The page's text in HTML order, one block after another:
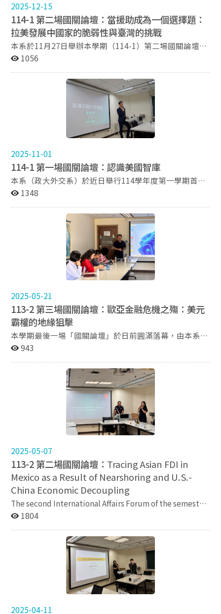
定協助伊朗的外國政府、企業與個人。崔教授認為，此種
政策反映川普希望利用美國在國際金融與經濟體系中的優
勢地位，提高伊朗發展核武計畫的成本，並迫使其接受美
國提出的談判條件。 在美伊關係歷史回顧部分，崔教授指
出，美伊關係並非始終處於敵對狀態。冷戰期間，美國曾
透過「雙柱政策」（Twin Pillar Policy）同時與伊朗及沙
烏地阿拉伯維持友好關係，以鞏固其在中東的戰略利益。
然而，1979年伊斯蘭革命推翻親美的巴勒維政權後，美
國使館人員遭挾持，美伊關係急遽惡化，並延續至今。崔
教授進一步說明，1953年美英支持推翻摩薩台政府的歷
史經驗，也深刻影響伊朗革命後的反美情緒與國家認同。
此外，崔教授特別指出，美伊關係的變化往往與雙方領導
人的政治立場密切相關。例如1990年代柯林頓政府與伊
朗溫和派總統哈塔米執政期間，雙方關係有所改善；歐巴
馬政府與魯哈尼政府時期亦促成伊核協議的誕生。這顯示
美國民主黨政府若遇上較務實或溫和的伊朗領導人，雙邊
關係通常較有改善空間。 最後，在中東地緣政治發展方
面，崔教授分析近年以色列與伊朗衝突對區域權力結構的
Crescent）與「抵抗軸心」（Axis of Resistance）建立區
域影響力，但隨著哈瑪斯、真主黨及其他親伊朗武裝組織
受到重創，伊朗的代理人網絡已明顯削弱。與此同時，以
色列透過一系列軍事行動提升其區域影響力，逐漸成為中
東地區的重要軍事強權。 崔教授於演講尾聲總結道，儘管
美國近年戰略重心逐步轉向印太地區，但中東仍是攸關全
球能源、市場與安全的重要區域，美國短期內不可能完全
美國對中東政策的調整，仍將持續影響區域秩序與全球地
緣政治發展。 本次論壇透過歷史脈絡與國際關係理論的結
合分析，協助與會師生更深入理解川普政府的中東戰略及
其對當前國際局勢的影響，與會聽眾皆獲益良多，本學期
的國關論壇圓滿結束，敬請持續關注外交系系網動態，下
業鏈自硬體、系統模型、資安到應用整體輸出。然而，此
一政策在實務上面臨諸多挑戰，包括定義不明、產業參與
機制不清，以及企業投資風險過高等問題，導致美國企業
及多數國家仍持觀望態度。 此外，講者指出許多目
標國多為基礎建設尚未完善的地區，電力、數位化程度與
人力資源皆可能限制AI導入成效，加上各國需求差異甚
大，使「全套輸出」的可行性備受質疑。同時，美國政府
內部跨部會協調不足、長期財政支持不明等制度性問題，
也進一步增加政策推動的不確定性。 在中美競爭方
面，講者分析，美國以高效能、高成本的封閉體系為主，
鎖定高端市場；中國則以開源與低成本策略切入發展中國
家市場，具備高度彈性與價格優勢。此一差異使AI競爭不
僅是技術競爭，更延伸至市場選擇與價值體系之競逐。
最後，講者指出，目前尚無國家明確表態加入美國AI
出口計畫，各國多採觀望立場，顯示該政策仍處於發展初
期。儘管未來可能因美國政黨輪替而有所調整，但維持AI
領先地位已成為其跨黨派共識。 本次論壇透過理論
與實務兼具的分析，引導與會師生理解AI發展背後的制度
邏輯與國際政治意涵，深化對當前全球科技競爭格局的認
識，與會聽眾皆獲益良多。 114-2 國關論壇第二場次報
https://moltke.nccu.edu.tw/Registration/registration.
do?action=conferenceInfo&conferenceID=X26108
若只以海洋法中的海洋區域劃分方式去理解離島的存在，
將會忽略島嶼本身與本島之間長期存在的文化與交通連
結，而航行路徑正是理解臺灣海洋歷史不可或缺的一環。
在此脈絡下，其進一步反思臺灣社會長期以陸域為中心的
發展模式。陳教授強調，無論是南島文化、歷史移民或近
代對外交流，臺灣始終透過航海與世界連結，海洋文化本
就深植於集體記憶與社會基因之中。 從文化實踐延
伸至政策思維，陳教授指出，海洋思維與陸地思維之間存
在根本差異。陸地思維追求穩定、可控與秩序，而海洋則
象徵不確定性與變動，需在流動中尋求平衡。近年政府推
動開放海域政策，透過戲水、游泳、衝浪、立槳、潛水等
活動與相關執照制度，提升民眾參與海域活動的安全性與
可近性，其核心目的不僅在於休閒發展，更在於逐步培養
社會的海洋意識，讓航行與海洋活動成為日常生活的一部
分。 在國家層次上，海洋文化的重建並非止於生活
層面，而是可進一步連結至國家戰略。從藍色國土意識、
海上交通線與海底電纜的維護，到藍色經濟與藍色外交的
推展，海洋都是不可或缺的核心場域。尤其在離岸風力發
電等產業中，海洋不僅提供能源發展空間，也為鋼鐵、工
程與相關產業創造新的國際競爭機會。 演講後半段
聚焦於氣候變遷與海洋法的交互關係。陳教授指出，海洋
在氣候變遷中扮演雙重角色：一方面，溫室氣體排放導致
海洋酸化、升溫與生態失衡，使海洋成為直接受害者；另
一方面，海洋亦具備作為再生能源場域與自然碳匯的潛
力，是氣候減緩與調適的重要空間。然而，在既有國際法
架構中，海洋長期未被視為規範體系的核心主體，導致其
角色在《聯合國海洋法公約》與氣候變遷相關公約中相對
被忽視。 不過，隨著近年制度發展，這一情況逐漸
改變。從聯合國秘書長報告、《聯合國氣候變化綱要公
約》締約方大會，到2023年通過的《國家管轄範圍以外
海域生物多樣性協定》（BBNJ協定）等發展，海洋行動
與氣候議題的連結日益明確。陳教授指出，2024年國際
優先適用的問題，而應採取一致性與調和性的解釋，使兩
套規範相互補充，共同形塑國家義務。 在具體政策
層面，陳教授以再生能源與海洋碳封存為例，說明海洋法
如何成為調和氣候義務、生態保護與產業發展衝突的法律
基礎。歐洲、日本與韓國等國已透過海域空間規劃制度，
事前協調不同用途的競合關係，平衡永續發展目標。相較
之下，臺灣在碳封存與能源轉型議題上仍面臨地震風險、
社會疑慮與政策方向未定等挑戰，未來制度設計與立法進
展仍有待觀察。 陳教授最後總結指出，若將海洋擬
人化，它不僅是氣候變遷下的受害者，更是氣候行動中的
關鍵參與者。在氣候法、海洋法與生物多樣性公約逐步交
織的趨勢下，海洋法公約所提供的空間分區與權利義務架
構，將持續扮演核心基礎角色。對臺灣而言，無論是淨零
排放路徑、離岸風力發電，或海洋自然碳匯政策，海洋早
已不是遙遠的議題，而是攸關未來發展的關鍵戰略場域。
本次論壇內容橫跨文化實踐、國際法與國家政策，
引導師生從不同尺度理解海洋議題的深層意義，與會學生
皆收穫頗豐，滿載而歸。 本學期的國關論壇第三場
次圓滿落幕，歡迎各位持續關注本系動態，以獲取下學期
國關論壇的最新訊息。
2025-12-15
114-1 第二場國關論壇：當援助成為一個選擇題：
拉美發展中國家的脆弱性與臺灣的挑戰
本系於11月27日舉辦本學期（114-1）第二場國關論壇，
邀請本系博士生吳婉郡女士以「當援助成為一個選擇題：
本次講座由本系黃奎博教授開場致詞，教授簡短介紹了國
內的拉美研究發展，並強調對外援助之於我國拓展外交空
間的重要性。在開場致詞之後，講者談及援助理論與國家
脆弱性指標，並對臺灣與中國在拉丁美洲的援助策略進行
極化、貧富差距擴大、經濟依賴高度集中與治安問題，使
（FSI）來看，多國位處中高度脆弱區間，顯示其在外交
選擇上容易受外部資金與援助誘因影響，而援助本身也可
能加劇治理弱化與依賴循環，而這些結構性問題正是理解
拉美各國在中國與臺灣之間游移時不可忽視的背景。 在
援助模式方面，講者指出中國以大型建設、優惠貸款及一
帶一路框架打造高可見度的援助策略，短期效果強烈，卻
伴隨債務負擔與必須提供有價資產作為擔保品等政治經濟
風險。相對地，臺灣的援助以能力建構為核心，涵蓋農
業、公衛、教育與數位治理等層面，重視透明與永續，但
因規模較小、效果呈現較慢，使其在政治壓力大的國家中
較難與中國的快速方案競爭。 講者接著以宏都拉斯、瓜
地馬拉及巴拉圭作為案例，剖析不同政治與經濟脈絡下的
求立即可見的利益，最終於2023年轉向中國；瓜地馬拉
受美國影響較深，加上對臺長期信任，使其在建交壓力下
仍維持現狀；巴拉圭則因臺灣援助成效可見，加上宏都拉
斯與臺灣斷交後貿易慘況之警惕，使其在受中國市場吸引
下，仍維持現狀。 面對拉美國家內部脆弱性及中國市場
吸引力，講者提出臺灣應深化高品質技術援助、強化與既
有友邦的互信基礎，並與美、日、歐等理念相近國家合
作，推動透明永續的援助模式。其強調，外交競爭的核心
從來不是金額比拚，而是長期信任的累積，尤其是臺灣在
拉美深耕七十餘年的經驗與價值認同，是其他大國難以在
短期內複製的軟實力。 此次論壇透過資料數據與鮮明案
例，引領師生重新思考援助外交背後的權力互動，同時也
深化對臺灣在拉丁美洲外交處境的理解，與會聽眾皆獲益
1056
2025-11-01
114-1 第一場國關論壇：認識美國智庫
本系（政大外交系）於近日舉行114學年度第一學期首場
「國關論壇」，特別邀請本系黃奎博教授，以「認識美國
型智庫的特色與樣態。 在本系吳崇涵主任開場致詞後，
黃奎博教授首先分享自己與美國智庫的淵源，他在大華府
地區攻讀碩博士，曾分別前往該地區約翰霍普金斯大學高
等國際研究院及布魯金斯學會（Brookings Institution）
擔任為期四個月的訪問學者，在外交部研究設計委員會主
委任內也負責與許多國外智庫互動，因此對美國智庫的生
態與運作模式有一定的理解。 隨後，黃教授結合自身對
並指出智庫在該地區高度集中。教授表示，坐落於華盛頓
特區的智庫具有顯著優勢，不僅能更直接接觸政府官員、
獲取第一手政策資訊，亦有機會在政府決策過程中發揮影
響力。雖然智庫的政策建議未必會被政府正式採納，但其
研究成果與論述常被納入政策討論的參考依據。 黃教授
進一步說明，智庫的運作不僅限於研究工作，其研究方向
往往受到經費來源的影響。部分智庫的資金來自政府或企
業捐助，因而可能依據贊助方需求撰寫特定主題報告。美
國智庫屬免稅機構，主要依賴個人或團體捐款維持運作，
因此若捐款者對研究方向有所要求，則可能影響智庫的研
究重點與方針。由此可見，金錢因素在智庫的內容產製與
營運策略上具關鍵影響力，而其維繫運作所需經費之龐
大，亦遠超常人所想像。 接著，教授介紹了華盛頓特區
Enterprise Institute, AEI）、卡內基國際和平基金會
（Carnegie Endowment for International Peace,
CEIP）、布魯金斯學會（Brookings Institution）以及傳
統基金會（The Heritage Foundation）等。教授指出，
智庫往往被貼上特定政治立場的標籤，不過具有明確立場
的智庫，反而可能比標榜中立的智庫更具政策影響力。
在演講尾聲，黃奎博教授總結指出，美國智庫的核心任務
可歸納為三項：其一為從事專業政策研究，其二為提供資
訊交流與政策討論的平臺，其三則是建立廣泛的人脈網
絡。他強調，智庫的影響力與聲譽往往取決於其政策建議
被採納的程度，唯有展現足夠的政策影響力，方能持續募
款並擴大影響。最後，他提醒聽眾，美國智庫多由美國人
主導，其研究出發點仍以美國國家利益為核心，因此在參
考其觀點時，應保持客觀，既重視其研究價值，也須留意
其立場侷限。 本次國關論壇圓滿落幕，與會聽眾皆對美
1348
2025-05-21
113-2 第三場國關論壇：歐亞金融危機之殤：美元
霸權的地緣狙擊
本學期最後一場「國關論壇」於日前圓滿落幕，由本系博
士班學生董雪松先生擔任主講，以《歐亞金融危機之殤：
1980年代以來接連爆發的區域性金融危機，挑戰傳統以
市場機制或國內政策失誤作為主因的分析框架。他指出，
布列敦森林體系瓦解後，資本市場加速自由化，雖帶來資
金流動的活絡，卻也使金融危機具有了「制度性風險」，
更成為大國競逐中的地緣政治工具。 演講中，董先生特別
以1997年亞洲金融危機為例，指出當時東亞國家在經濟
釀「亞元」的構想，構成對美元主導地位的潛在挑戰。就
在整合氣氛漸起之際，金融危機突襲，造成多國匯率崩
跌、經濟重創，區域合作陷入停滯。他提出，這場危機的
爆發並非單純的市場反應，而可能是美元霸權透過金融體
系進行的地緣狙擊行動之一。 此外，他亦結合麥金德的
「心臟地帶理論」與斯皮克曼的「邊緣地帶理論」，指出
位於歐亞大陸兩側的歐洲與東亞兩個區域長期為陸權與海
權爭奪的核心戰場。當歐亞地區出現挑戰美元主導秩序的
區域整合趨勢，往往會伴隨金融危機的「戰略性出現」，
藉此削弱當地國家的發展自主性與整合動能。 演講最後，
董雪松先生呼籲應超越單一經濟面向，將金融危機納入地
緣政治分析架構，理解其背後的權力運作與戰略意圖。同
時，他亦強調，歐亞各國除須強化區域經貿合作與建構多
元機融體系之外，還應在國家安全層面上減少對美國的過
度依賴，藉此有效降低以美元為代表的單一貨幣的依附，
943
2025-05-07
113-2 第二場國關論壇： Tracing Asian FDI in
Mexico as a Result of Nearshoring and U.S.-
China Economic Decoupling
The second International Affairs Forum of the semester
at National Chengchi University was successfully held,
Fernández (馮慕文) from the Department of Diplomacy.
He presented on the topic "Tracing Asian FDI in Mexico
as a Result of Nearshoring and U.S.-China Economic
Decoupling," offering a deep analysis of how Asian
countries are adjusting their FDI strategies amidst
shifting global trade dynamics and geopolitical
1804
2025-04-11